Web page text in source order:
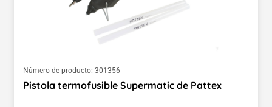
Número de producto: 301356
Pistola termofusible Supermatic de Pattex